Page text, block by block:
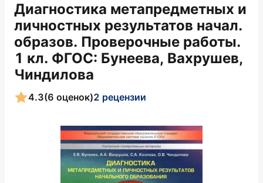
Диагностика метапредметных и
личностных результатов начал.
образов. Проверочные работы.
1 кл. ФГОС: Бунеева, Вахрушев,
Чиндилова
4.3(6 оценок)2 рецензии